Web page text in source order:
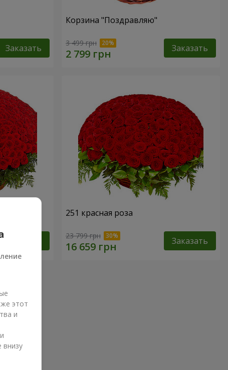
Заказать
Корзина "Поздравляю"
3 499 грн Заказать
251 красная роза
23 799 грн Заказать
этот
и
внизу